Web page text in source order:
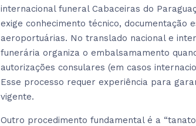
internacional funeral Cabaceiras do
exige conhecimento técnico, documentação
aeroportuárias. No translado nacional e
funerária organiza o embalsamamento
autorizações consulares (em casos
Esse processo requer experiência para
vigente.
Outro procedimento fundamental é a